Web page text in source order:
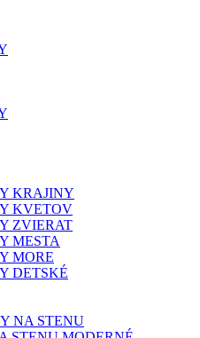
KRAJINY
KVETOV
ZVIERAT
MESTA
MORE
DETSKÉ
NA STENU